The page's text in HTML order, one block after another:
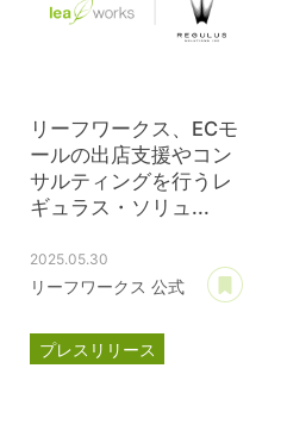
リーフワークス、ECモ
ールの出店支援やコン
サルティングを行うレ
ギュラス・ソリュ...
2025.05.30
リーフワークス 公式
プレスリリース